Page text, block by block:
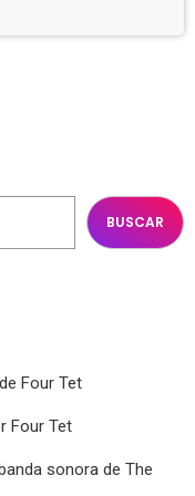
BUSCAR
Four Tet
Four Tet
sonora de The